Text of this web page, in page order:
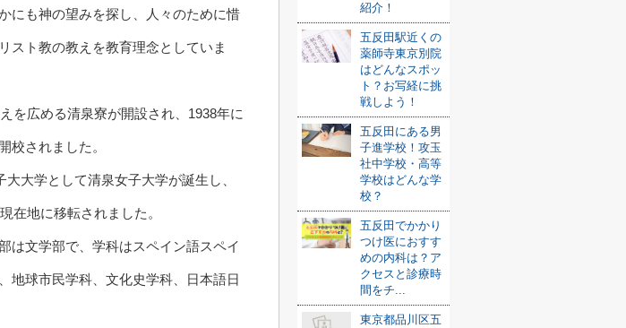
にも神の望みを探し、人々のために惜
スト教の教えを教育理念としていま
を広める清泉寮が開設され、1938年に
校されました。
大学として清泉女子大学が誕生し、
在地に移転されました。
は文学部で、学科はスペイン語スペイ
地球市民学科、文化史学科、日本語日
紹介！
五反田駅近くの
薬師寺東京別院
はどんなスポッ
ト？お写経に挑
戦しよう！
五反田にある男
子進学校！攻玉
社中学校・高等
学校はどんな学
校？
五反田でかかり
つけ医におすす
めの内科は？ア
クセスと診療時
間をチ...
東京都品川区五